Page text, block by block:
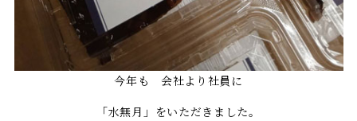
今年も 会社より社員に
「水無月」をいただきました。